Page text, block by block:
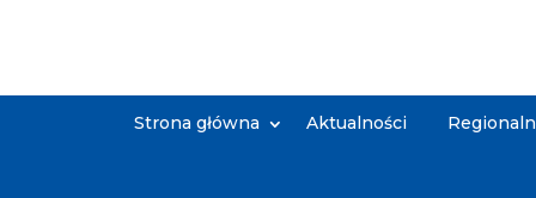
Strona główna Aktualności